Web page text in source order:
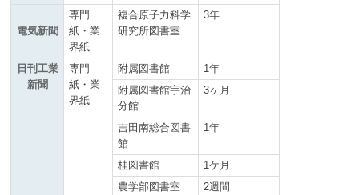
電気新聞
専門
紙・業
界紙
複合原子力科学
研究所図書室
3年
日刊工業
新聞
専門
紙・業
界紙
附属図書館
1年
附属図書館宇治
分館
3ヶ月
吉田南総合図書
館
1年
桂図書館
1ケ月
農学部図書室
2週間